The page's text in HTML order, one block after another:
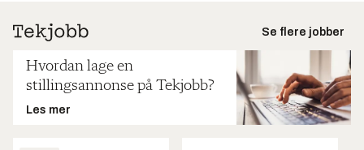
Se flere jobber
Hvordan lage en
stillingsannonse på Tekjobb?
Les mer